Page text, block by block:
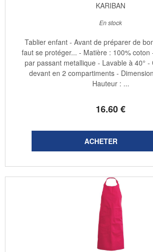
KARIBAN
16.60€
En stock
Tablier enfant - Avant de préparer de
faut se protéger... - Matière : 100% coton
par passant metallique - Lavable à 40° -
devant en 2 compartiments -
Hauteur : ...